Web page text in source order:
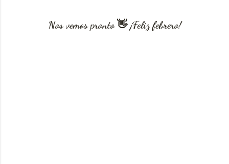
Nos vemos pronto 👋 ¡Feliz febrero!